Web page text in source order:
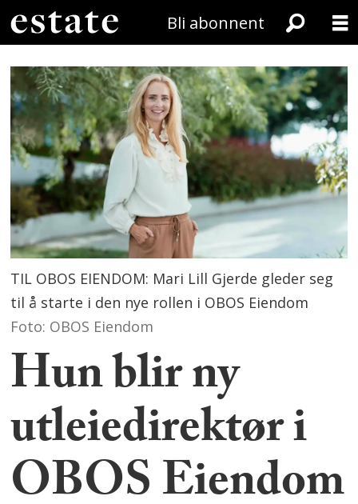
Bli abonnent
TIL OBOS EIENDOM: Mari Lill Gjerde gleder seg
til å starte i den nye rollen i OBOS Eiendom
Foto: OBOS Eiendom
Hun blir ny
utleiedirektør i
OBOS Eiendom